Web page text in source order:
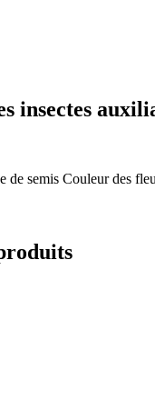
insectes
de semis Couleur des